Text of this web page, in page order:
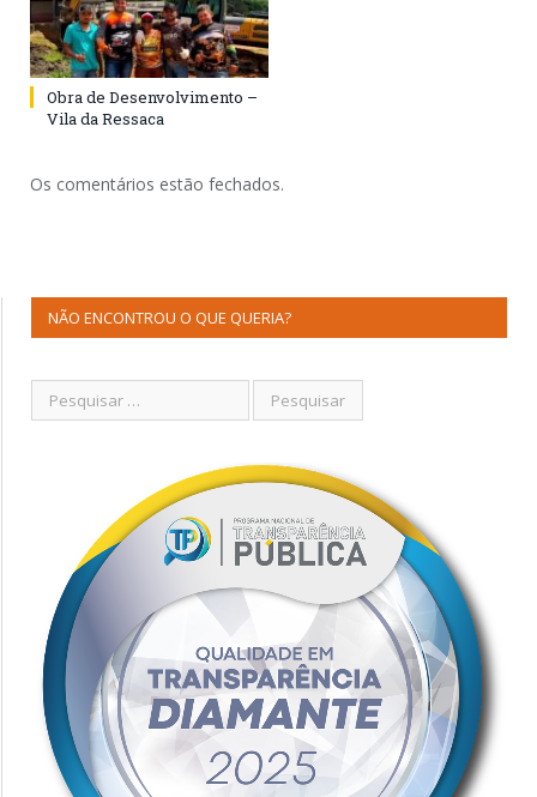
Obra de Desenvolvimento –
Vila da Ressaca
Os comentários estão fechados.
NÃO ENCONTROU O QUE QUERIA?